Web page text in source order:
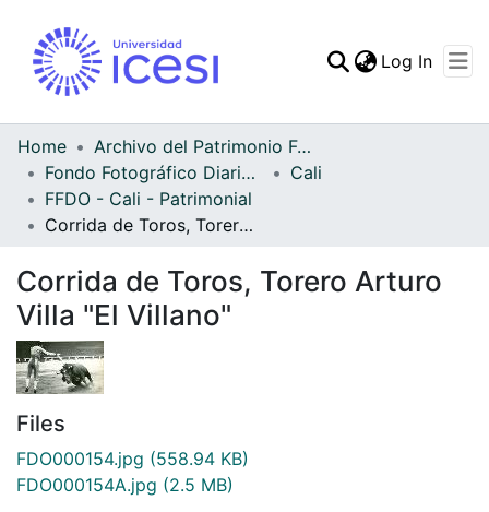
Statistics
Log In
Home
Archivo del Patrimonio Fotográfico y Fílmico del Valle del Cauca
Fondo Fotográfico Diario Occidente
Cali
FFDO - Cali - Patrimonial
Corrida de Toros, Torero Arturo Villa "El Villano"
Corrida de Toros, Torero Arturo
Villa "El Villano"
Files
FDO000154.jpg (558.94 KB)
FDO000154A.jpg (2.5 MB)